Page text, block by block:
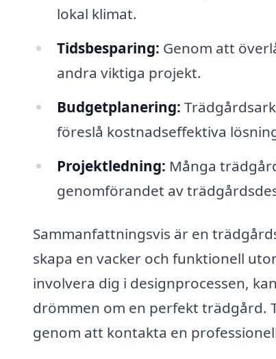
lokal klimat.
Tidsbesparing: Genom att
andra viktiga projekt.
Budgetplanering:
föreslå kostnadseffektiva
Projektledning: Många
genomförandet av
Sammanfattningsvis är en
skapa en vacker och funktionell
involvera dig i designprocessen,
drömmen om en perfekt trädgård.
genom att kontakta en